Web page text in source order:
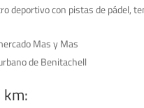
deportivo con pistas de pádel,
Mas y Mas
de Benitachell